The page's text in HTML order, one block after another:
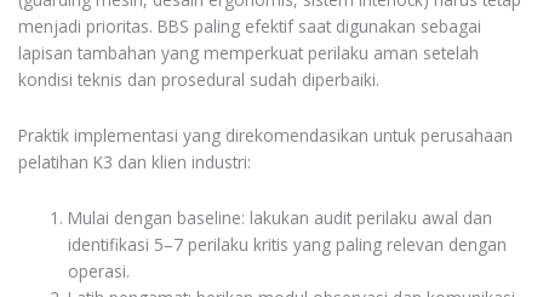
menjadi prioritas. BBS paling efektif saat digunakan sebagai
lapisan tambahan yang memperkuat perilaku aman setelah
kondisi teknis dan prosedural sudah diperbaiki.
Praktik implementasi yang direkomendasikan untuk perusahaan
pelatihan K3 dan klien industri:
Mulai dengan baseline: lakukan audit perilaku awal dan
identifikasi 5–7 perilaku kritis yang paling relevan dengan
operasi.